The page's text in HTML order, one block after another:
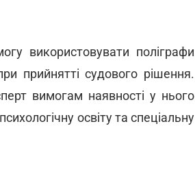
використовувати поліграфи
прийнятті судового рішення.
вимогам наявності у нього
освіту та спеціальну